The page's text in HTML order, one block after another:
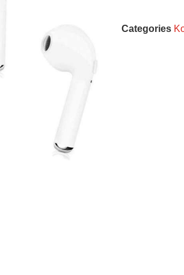
Categories